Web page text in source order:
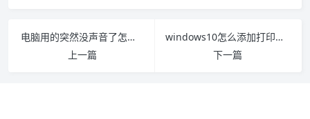
电脑用的突然没声音了怎么办 电脑使用中突然没有声音了啥问题
上一篇
windows10怎么添加打印机到电脑上 win10怎么在电脑上添加打印机
下一篇